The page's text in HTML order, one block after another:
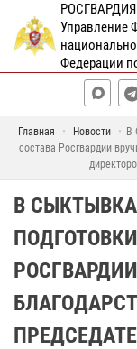
РОСГВАРДИЯ
Управление
Федерации
Главная Новости
В
состава Росгвардии
В